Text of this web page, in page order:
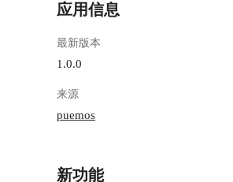
应用信息
最新版本
1.0.0
来源
puemos
新功能